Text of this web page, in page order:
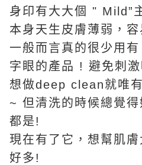
身印有大大個 " Mild”
本身天生皮膚薄弱，容
一般而言真的很少用
字眼的產品 ! 避免刺激
想做deep clean就唯
~ 但清洗的時候總覺
都是!
現在有了它，想幫肌
好多!